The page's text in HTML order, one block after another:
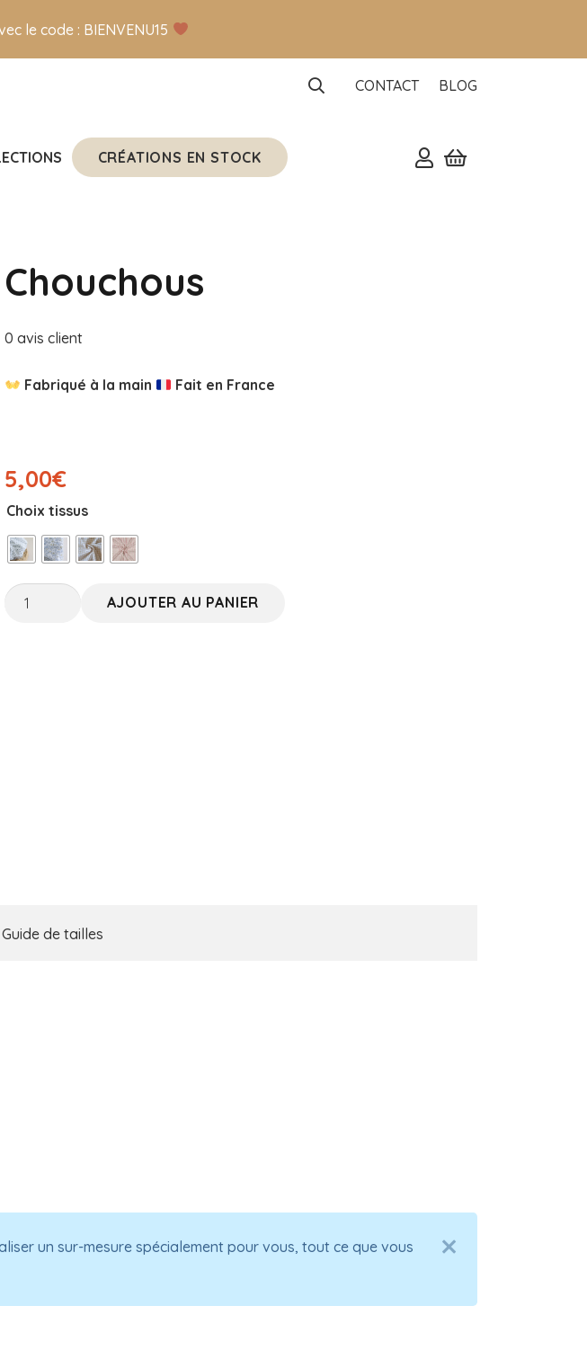
le code : BIENVENU15
CONTACT BLOG
CRÉATIONS EN STOCK
Chouchous
0 avis client
Fabriqué à la main Fait en France
5,00€
Choix tissus
quantité
AJOUTER AU PANIER
Guide de tailles
un sur-mesure spécialement pour vous, tout ce que vous